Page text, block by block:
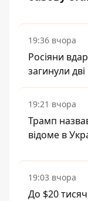
19:36 вчора
Росіяни
загинули
19:21 вчора
Трамп
відоме в
19:03 вчора
До $20